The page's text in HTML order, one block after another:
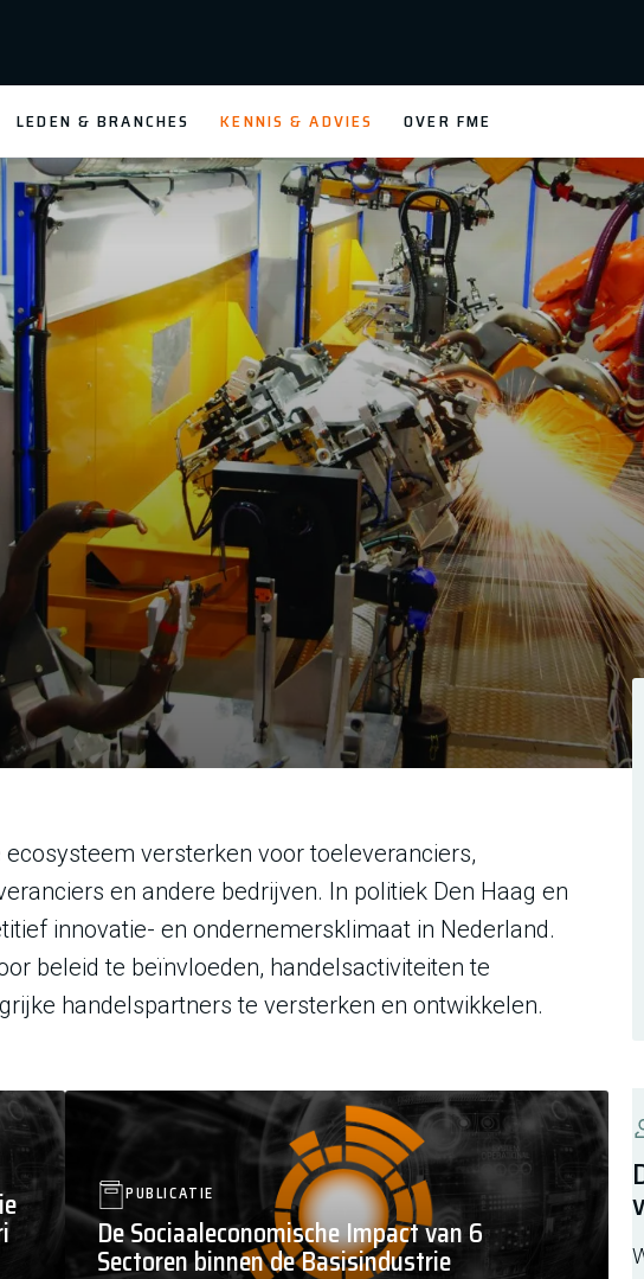
LEDEN & BRANCHES KENNIS & ADVIES OVER FME
versterken voor toeleveranciers,
en andere bedrijven. In politiek Den Haag en
innovatie- en ondernemersklimaat in Nederland.
beleid te beïnvloeden, handelsactiviteiten te
handelspartners te versterken en ontwikkelen.
PUBLICATIE
De Sociaaleconomische Impact van 6
Sectoren binnen de Basisindustrie